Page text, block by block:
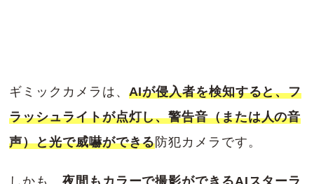
ギミックカメラは、 AIが侵入者を検知すると、フ
ラッシュライトが点灯し、警告音（または人の音
声）と光で威嚇ができる防犯カメラです。